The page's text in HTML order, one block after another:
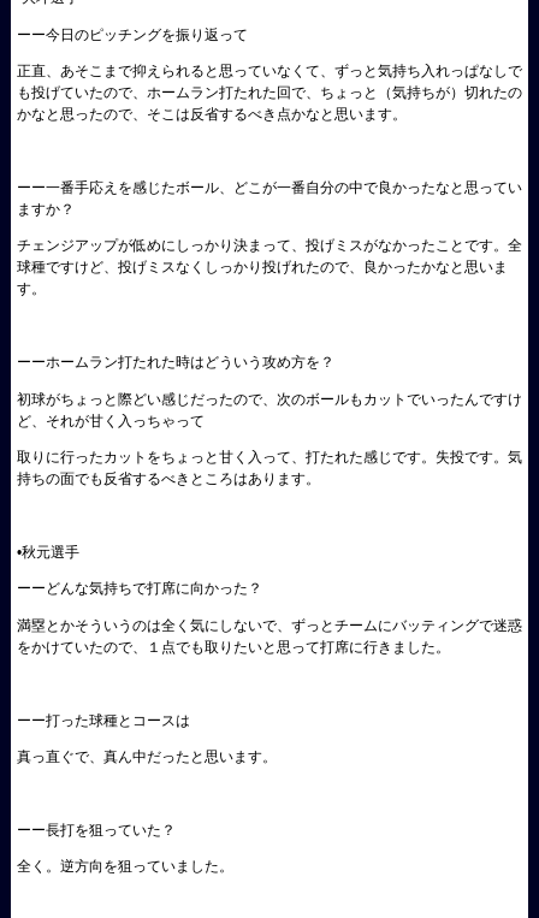
ーー今日のピッチングを振り返って
正直、あそこまで抑えられると思っていなくて、ずっと気持ち入れっぱなしで
も投げていたので、ホームラン打たれた回で、ちょっと（気持ちが）切れたの
かなと思ったので、そこは反省するべき点かなと思います。
ーー一番手応えを感じたボール、どこが一番自分の中で良かったなと思ってい
ますか？
チェンジアップが低めにしっかり決まって、投げミスがなかったことです。全
球種ですけど、投げミスなくしっかり投げれたので、良かったかなと思いま
す。
ーーホームラン打たれた時はどういう攻め方を？
初球がちょっと際どい感じだったので、次のボールもカットでいったんですけ
ど、それが甘く入っちゃって
取りに行ったカットをちょっと甘く入って、打たれた感じです。失投です。気
持ちの面でも反省するべきところはあります。
•秋元選手
ーーどんな気持ちで打席に向かった？
満塁とかそういうのは全く気にしないで、ずっとチームにバッティングで迷惑
をかけていたので、１点でも取りたいと思って打席に行きました。
ーー打った球種とコースは
真っ直ぐで、真ん中だったと思います。
ーー長打を狙っていた？
全く。逆方向を狙っていました。